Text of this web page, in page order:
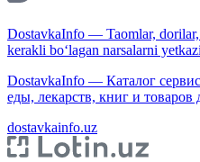
DostavkaInfo — Taomlar,
kerakli bo‘lagan narsalarni
DostavkaInfo — Каталог
еды, лекарств, книг и товаров
dostavkainfo.uz